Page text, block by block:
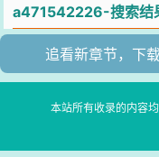
a471542226-搜索结
追看新章节，下
本站所有收录的内容